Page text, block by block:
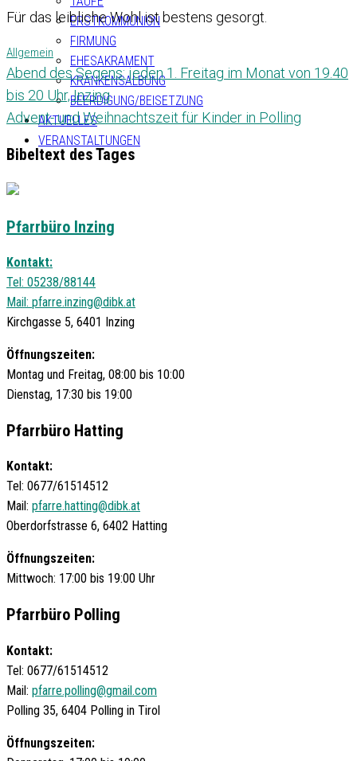
ERSTKOMMUNION
FIRMUNG
EHESAKRAMENT
KRANKENSALBUNG
BEERDIGUNG/BEISETZUNG
AKTUELLES
VERANSTALTUNGEN
Für das leibliche Wohl ist bestens gesorgt.
Allgemein
Abend des Segens: jeden 1. Freitag im Monat von 19.40
bis 20 Uhr, Inzing
Advent- und Weihnachtszeit für Kinder in Polling
Bibeltext des Tages
Pfarrbüro Inzing
Kontakt:
Tel: 05238/88144
Mail: pfarre.inzing@dibk.at
Kirchgasse 5, 6401 Inzing
Öffnungszeiten:
Montag und Freitag, 08:00 bis 10:00
Dienstag, 17:30 bis 19:00
Pfarrbüro Hatting
Kontakt:
Tel: 0677/61514512
Mail: pfarre.hatting@dibk.at
Oberdorfstrasse 6, 6402 Hatting
Öffnungszeiten:
Mittwoch: 17:00 bis 19:00 Uhr
Pfarrbüro Polling
Kontakt:
Tel: 0677/61514512
Mail: pfarre.polling@gmail.com
Polling 35, 6404 Polling in Tirol
Öffnungszeiten: